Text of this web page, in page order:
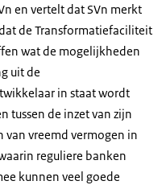
en vertelt dat SVn merkt
de Transformatiefaciliteit
wat de mogelijkheden
uit de
in staat wordt
tussen de inzet van zijn
van vreemd vermogen in
reguliere banken
kunnen veel goede